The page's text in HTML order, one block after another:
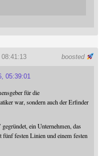
boosted
05:39:01
für die
war, sondern auch der Erfinder
ein Unternehmen, das
festen Linien und einem festen